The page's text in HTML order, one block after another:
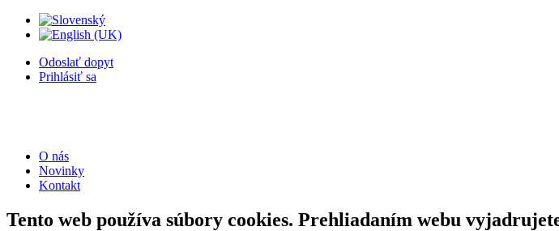
Odoslať dopyt
Prihlásiť sa
O nás
Novinky
Kontakt
Tento web používa súbory cookies. Prehliadaním webu